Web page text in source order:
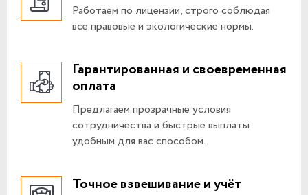
Работаем по лицензии, строго соблюдая
все правовые и экологические нормы.
Гарантированная и своевременная
оплата
Предлагаем прозрачные условия
сотрудничества и быстрые выплаты
удобным для вас способом.
Точное взвешивание и учёт